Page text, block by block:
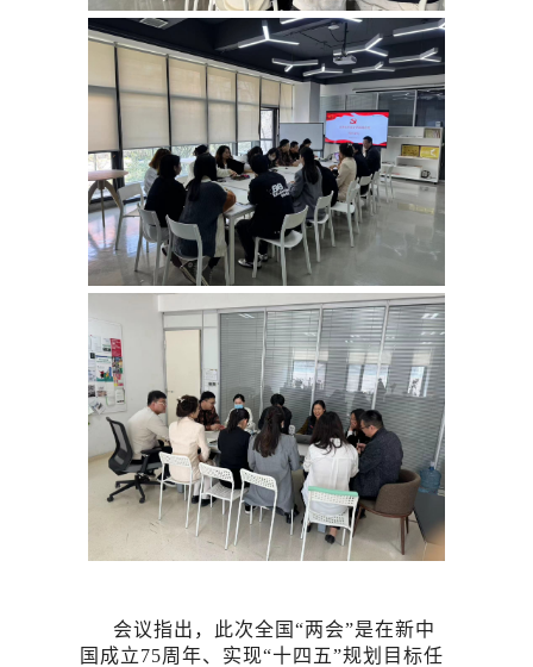
会议指出，此次全国“两会”是在新中
国成立75周年、实现“十四五”规划目标任